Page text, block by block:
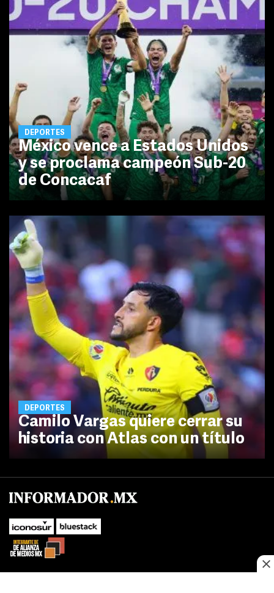
DEPORTES
México vence a Estados Unidos
y se proclama campeón Sub-20
de Concacaf
DEPORTES
Camilo Vargas quiere cerrar su
historia con Atlas con un título